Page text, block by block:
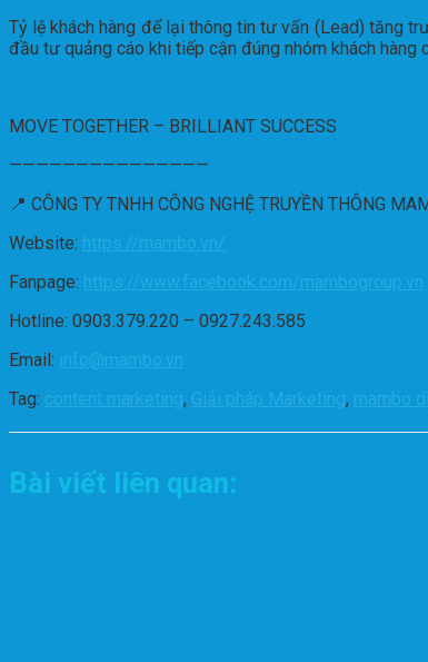
Tỷ lệ khách hàng để lại thông tin tư vấn (Lead) tăng
đầu tư quảng cáo khi tiếp cận đúng nhóm khách hàng
MOVE TOGETHER – BRILLIANT SUCCESS
———————————————
📍 CÔNG TY TNHH CÔNG NGHỆ TRUYỀN THÔNG
Website: https://mambo.vn/
Fanpage: https://www.facebook.com/mambogroup.vn
Hotline: 0903.379.220 – 0927.243.585
Email: info@mambo.vn
Tag: content marketing, Giải pháp Marketing, mambo
Bài viết liên quan: